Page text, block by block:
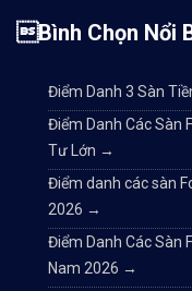
Bình Chọn Nổi
Điểm Danh 3 Sàn
Điểm Danh Các Sàn
Tư Lớn →
Điểm danh các sàn
2026 →
Điểm Danh Các Sàn
Nam 2026 →